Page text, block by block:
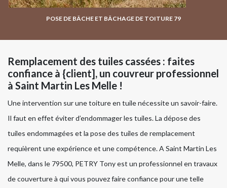
POSE DE BÂCHE ET BÂCHAGE DE TOITURE 79
Remplacement des tuiles cassées : faites
confiance à {client], un couvreur professionnel
à Saint Martin Les Melle !
Une intervention sur une toiture en tuile nécessite un savoir-faire.
Il faut en effet éviter d’endommager les tuiles. La dépose des
tuiles endommagées et la pose des tuiles de remplacement
requièrent une expérience et une compétence. A Saint Martin Les
Melle, dans le 79500, PETRY Tony est un professionnel en travaux
de couverture à qui vous pouvez faire confiance pour une telle